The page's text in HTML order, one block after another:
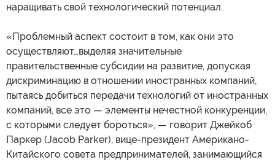
наращивать свой технологический потенциал.
«Проблемный аспект состоит в том, как они это
осуществляют…выделяя значительные
правительственные субсидии на развитие, допуская
дискриминацию в отношении иностранных компаний,
пытаясь добиться передачи технологий от иностранных
компаний, все это — элементы нечестной конкуренции,
с которыми следует бороться», — говорит Джейкоб
Паркер (Jacob Parker), вице-президент Американо-
Китайского совета предпринимателей, занимающийся